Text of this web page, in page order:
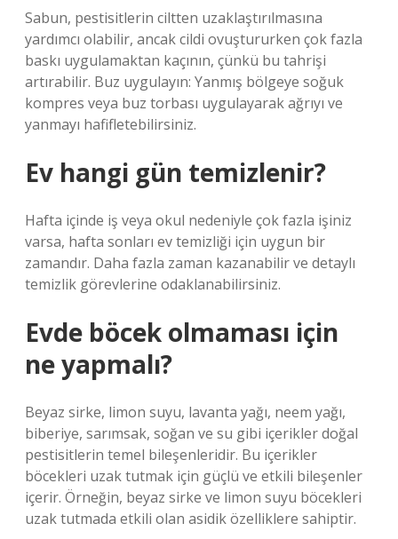
Sabun, pestisitlerin ciltten uzaklaştırılmasına
yardımcı olabilir, ancak cildi ovuştururken çok fazla
baskı uygulamaktan kaçının, çünkü bu tahrişi
artırabilir. Buz uygulayın: Yanmış bölgeye soğuk
kompres veya buz torbası uygulayarak ağrıyı ve
yanmayı hafifletebilirsiniz.
Ev hangi gün temizlenir?
Hafta içinde iş veya okul nedeniyle çok fazla işiniz
varsa, hafta sonları ev temizliği için uygun bir
zamandır. Daha fazla zaman kazanabilir ve detaylı
temizlik görevlerine odaklanabilirsiniz.
Evde böcek olmaması için
ne yapmalı?
Beyaz sirke, limon suyu, lavanta yağı, neem yağı,
biberiye, sarımsak, soğan ve su gibi içerikler doğal
pestisitlerin temel bileşenleridir. Bu içerikler
böcekleri uzak tutmak için güçlü ve etkili bileşenler
içerir. Örneğin, beyaz sirke ve limon suyu böcekleri
uzak tutmada etkili olan asidik özelliklere sahiptir.